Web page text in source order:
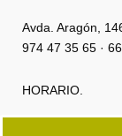
Avda. Aragón,
974 47 35 65 ·
HORARIO.